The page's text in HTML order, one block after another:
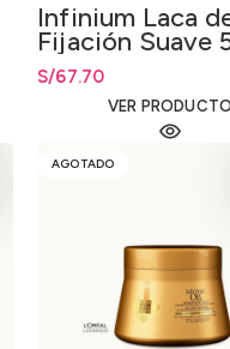
Infinium Laca
Fijación Suave
S/67.70
VER PRODUCTO
AGOTADO